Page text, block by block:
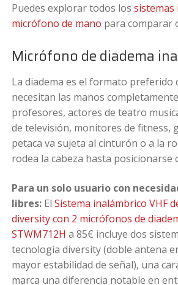
Puedes explorar todos lossistemas
micrófono de mano para comparar
Micrófono de diadema
La diadema es el formato preferido
necesitan las manos
profesores, actores de teatro
de televisión, monitores de fitness,
petaca va sujeta al cinturón o a la
rodea la cabeza hasta posicionarse
Para un solo usuario con
libres: ElSistema inalámbrico VHF
diversity con 2 micrófonos de
STWM712H a 85€ incluye dos
tecnología diversity (doble antena
mayor estabilidad de señal), una
marca una diferencia notable en